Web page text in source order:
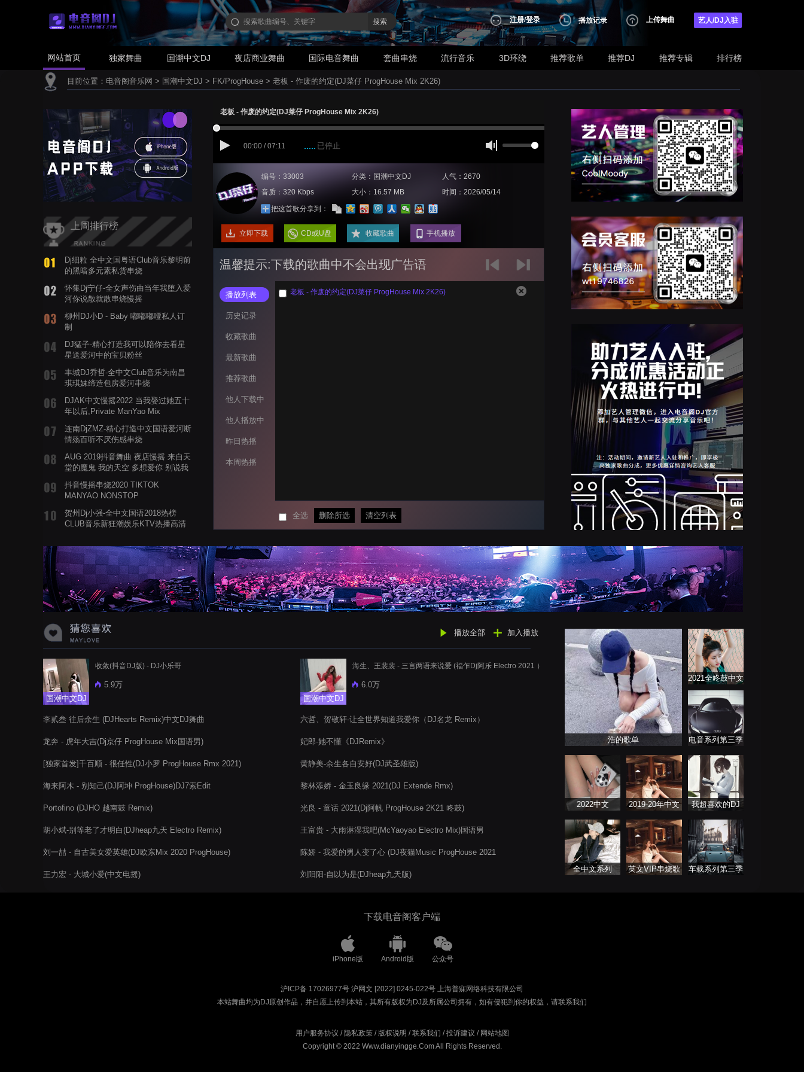
搜索 注册/登录 播放记录 上传舞曲 艺人/DJ入驻
网站首页 独家舞曲 国潮中文DJ 夜店商业舞曲 国际电音舞曲 套曲串烧 流行音乐 3D环绕 推荐歌单 推荐DJ 推荐专辑 排行榜
目前位置： 电音阁音乐网 > 国潮中文DJ > FK/ProgHouse > 老板 - 作废的约定(DJ菜仔 ProgHouse Mix 2K26)
上周排行榜
Dj细粒 全中文国粤语Club音乐黎明前
的黑暗多元素私货串烧
怀集Dj宁仔-全女声伤曲当年我堕入爱
河你说散就散串烧慢摇
柳州DJ小D - Baby 嘟嘟嘟哑私人订
制
DJ猛子-精心打造我可以陪你去看星
星送爱河中的宝贝粉丝
丰城DJ乔哲-全中文Club音乐为南昌
琪琪妹缔造包房爱河串烧
DJAK中文慢摇2022 当我娶过她五十
年以后,Private ManYao Mix
连南DjZMZ-精心打造中文国语爱河断
情殇百听不厌伤感串烧
AUG 2019抖音舞曲 夜店慢摇 来自天
堂的魔鬼 我的天空 多想爱你 别说我
抖音慢摇串烧2020 TIKTOK
MANYAO NONSTOP
蝉爸爸妈妈爱存在夏天的风是想你的
声音啊
贺州Dj小强-全中文国语2018热榜
CLUB音乐新狂潮娱乐KTV热播高清
老板 - 作废的约定(DJ菜仔 ProgHouse Mix 2K26)
00:00 / 07:11 已停止
编号：33003 分类：国潮中文DJ
人气：2670
音质：320 Kbps
大小：16.57 MB
时间：2026/05/14
把这首歌分享到：
立即下载 CD或U盘 收藏歌曲 手机播放
温馨提示:下载的歌曲中不会出现广告语
播放列表
历史记录
收藏歌曲
最新歌曲
推荐歌曲
他人下载中
他人播放中
昨日热播
本周热播
老板 - 作废的约定(DJ菜仔 ProgHouse Mix 2K26)
全选 删除所选 清空列表
播放全部 加入播放
国潮中文DJ
收敛(抖音DJ版) - DJ小乐哥
5.9万
李贰叁 往后余生 (DJHearts Remix)中文DJ舞曲
龙奔 - 虎年大吉(Dj京仔 ProgHouse Mix国语男)
[独家首发]千百顺 - 很任性(DJ小罗 ProgHouse Rmx 2021)
海来阿木 - 别知己(DJ阿坤 ProgHouse)DJ7索Edit
Portofino (DJHO 越南鼓 Remix)
胡小斌-别等老了才明白(DJheap九天 Electro Remix)
刘一喆 - 自古美女爱英雄(DJ欧东Mix 2020 ProgHouse)
王力宏 - 大城小爱(中文电摇)
国潮中文DJ
海生、王裴裴 - 三言两语来说爱 (福乍Dj阿乐 Electro 2021 ）
6.0万
六哲、贺敬轩-让全世界知道我爱你（DJ名龙 Remix）
妃郎-她不懂《DJRemix》
黄静美-余生各自安好(DJ武圣雄版)
黎林添娇 - 金玉良缘 2021(DJ Extende Rmx)
光良 - 童话 2021(Dj阿帆 ProgHouse 2K21 咚鼓)
王富贵 - 大雨淋湿我吧(McYaoyao Electro Mix)国语男
陈娇 - 我爱的男人变了心 (DJ夜猫Music ProgHouse 2021
刘阳阳-自以为是(DJheap九天版)
浩的歌单
2021全咚鼓中文
歌曲大全
电音系列第三季
2022中文
2019-20年中文
我超喜欢的DJ
全中文系列
英文VIP串烧歌
车载系列第三季
下载电音阁客户端
iPhone版 Android版 公众号
沪ICP备 17026977号 沪网文 [2022] 0245-022号 上海普寐网络科技有限公司
本站舞曲均为DJ原创作品，并自愿上传到本站，其所有版权为DJ及所属公司拥有，如有侵犯到你的权益，请联系我们
用户服务协议 / 隐私政策/ 版权说明 /联系我们 /投诉建议 / 网站地图
Copyright © 2022 Www.dianyingge.Com All Rights Reserved.